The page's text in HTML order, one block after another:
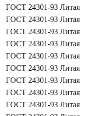
ГОСТ 24301-93 Литая
ГОСТ 24301-93 Литая
ГОСТ 24301-93 Литая
ГОСТ 24301-93 Литая
ГОСТ 24301-93 Литая
ГОСТ 24301-93 Литая
ГОСТ 24301-93 Литая
ГОСТ 24301-93 Литая
ГОСТ 24301-93 Литая